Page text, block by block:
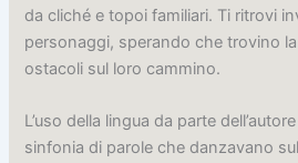
da cliché e topoi familiari. Ti ritrovi
personaggi, sperando che trovino
ostacoli sul loro cammino.
L’uso della lingua da parte
sinfonia di parole che danzavano